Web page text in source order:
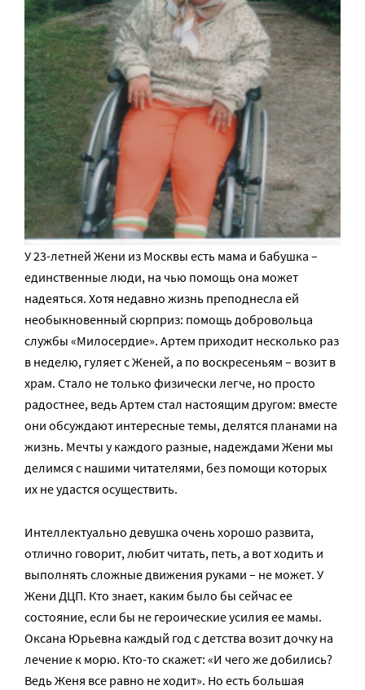
У 23-летней Жени из Москвы есть мама и бабушка –
единственные люди, на чью помощь она может
надеяться. Хотя недавно жизнь преподнесла ей
необыкновенный сюрприз: помощь добровольца
службы «Милосердие». Артем приходит несколько раз
в неделю, гуляет с Женей, а по воскресеньям – возит в
храм. Стало не только физически легче, но просто
радостнее, ведь Артем стал настоящим другом: вместе
они обсуждают интересные темы, делятся планами на
жизнь. Мечты у каждого разные, надеждами Жени мы
делимся с нашими читателями, без помощи которых
их не удастся осуществить.
Интеллектуально девушка очень хорошо развита,
отлично говорит, любит читать, петь, а вот ходить и
выполнять сложные движения руками – не может. У
Жени ДЦП. Кто знает, каким было бы сейчас ее
состояние, если бы не героические усилия ее мамы.
Оксана Юрьевна каждый год с детства возит дочку на
лечение к морю. Кто-то скажет: «И чего же добились?
Ведь Женя все равно не ходит». Но есть большая